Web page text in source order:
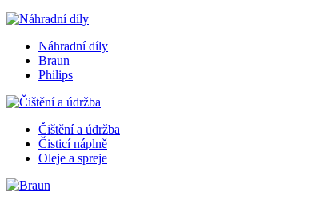
Náhradní díly
Braun
Philips
Čištění a údržba
Čisticí náplně
Oleje a spreje